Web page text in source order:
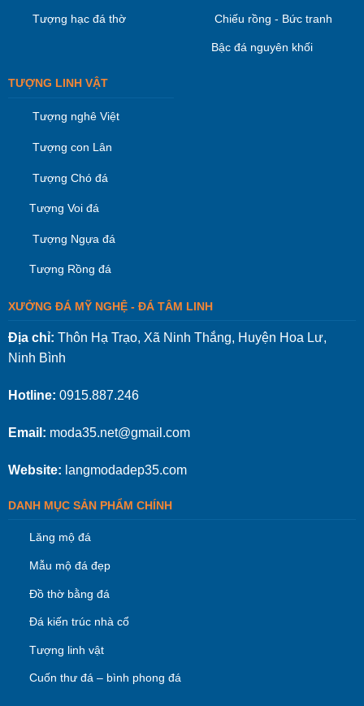
Tượng hạc đá thờ Chiếu rồng - Bức tranh
Bậc đá nguyên khối
TƯỢNG LINH VẬT
Tượng nghê Việt
Tượng con Lân
Tượng Chó đá
Tượng Voi đá
Tượng Ngựa đá
Tượng Rồng đá
XƯỞNG ĐÁ MỸ NGHỆ - ĐÁ TÂM LINH
Địa chỉ: Thôn Hạ Trạo, Xã Ninh Thắng, Huyện Hoa Lư,
Ninh Bình
Hotline: 0915.887.246
Email: moda35.net@gmail.com
Website: langmodadep35.com
DANH MỤC SẢN PHẨM CHÍNH
Lăng mộ đá
Mẫu mộ đá đẹp
Đồ thờ bằng đá
Đá kiến trúc nhà cổ
Tượng linh vật
Cuốn thư đá – bình phong đá